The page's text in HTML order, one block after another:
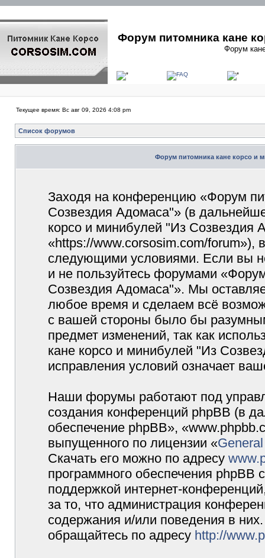
Форум питомника кане
Форум
Текущее время: Вс авг 09, 2026 4:08 pm
Список форумов
Форум питомника кане корсо и
Заходя на конференцию «Форум
Созвездия Адомаса"» (в
корсо и минибулей "Из Созвездия
«https://www.corsosim.com/forum»),
следующими условиями. Если вы
и не пользуйтесь форумами
Созвездия Адомаса"». Мы
любое время и сделаем всё
с вашей стороны было бы
предмет изменений, так как
кане корсо и минибулей "Из
исправления условий означает
Наши форумы работают под
создания конференций phpBB (в
обеспечение phpBB»,
выпущенного по лицензии «
Скачать его можно по адресу
программного обеспечения phpBB
поддержкой интернет-
за то, что администрация
содержания и/или поведения в
обращайтесь по адресу http://